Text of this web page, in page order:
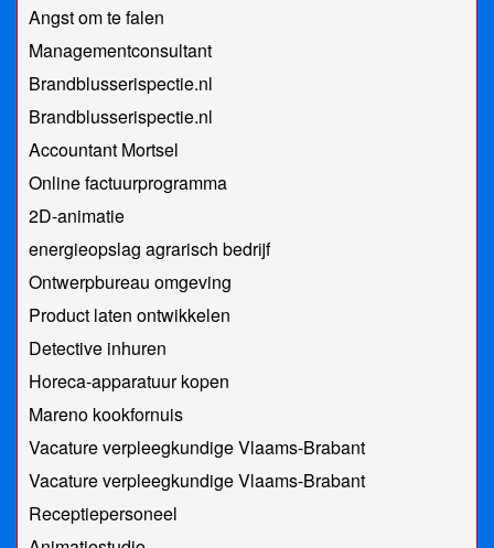
Angst om te falen
Managementconsultant
Brandblusserispectie.nl
Brandblusserispectie.nl
Accountant Mortsel
Online factuurprogramma
2D-animatie
energieopslag agrarisch bedrijf
Ontwerpbureau omgeving
Product laten ontwikkelen
Detective inhuren
Horeca-apparatuur kopen
Mareno kookfornuis
Vacature verpleegkundige Vlaams-Brabant
Vacature verpleegkundige Vlaams-Brabant
Receptiepersoneel